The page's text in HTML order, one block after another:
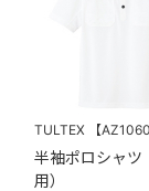
TULTEX 【
半袖ポロシャツ
用）